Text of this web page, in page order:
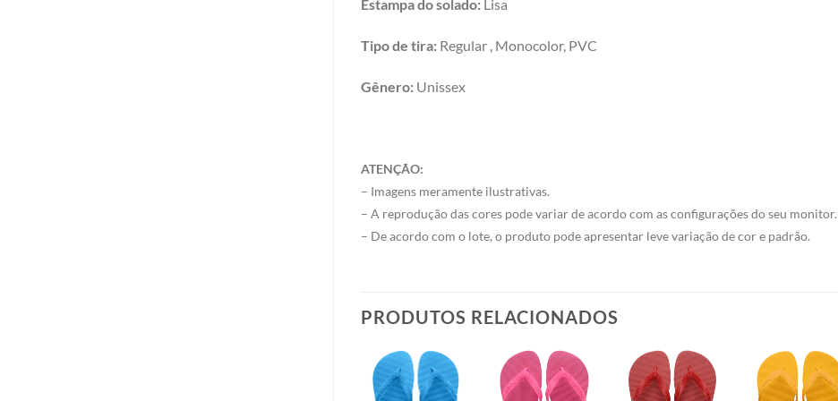
Estampa do solado: Lisa
Tipo de tira: Regular , Monocolor, PVC
Gênero: Unissex
ATENÇÃO:
– Imagens meramente ilustrativas.
– A reprodução das cores pode variar de acordo com as configurações do seu monitor.
– De acordo com o lote, o produto pode apresentar leve variação de cor e padrão.
PRODUTOS RELACIONADOS